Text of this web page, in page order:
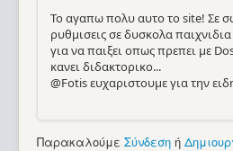
Το αγαπω πολυ αυτο το site! Σε
ρυθμισεις σε δυσκολα
για να παιξει οπως πρεπει με
κανει διδακτορικο...
@Fotis ευχαριστουμε για την
Παρακαλούμε Σύνδεση ή